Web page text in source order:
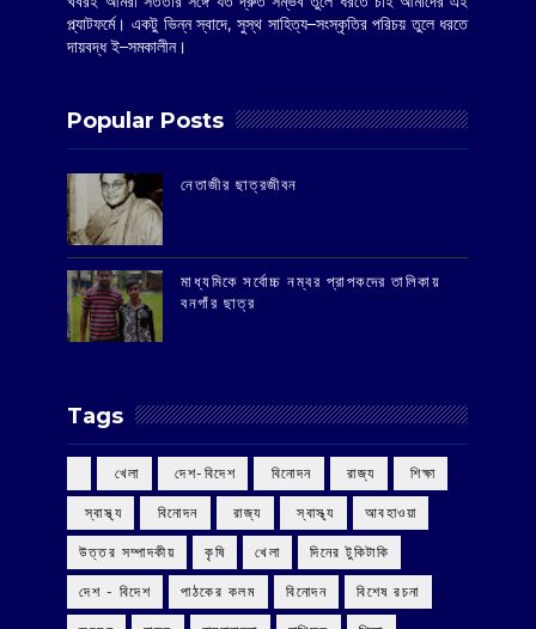
প্ল্যাটফর্মে। একটু ভিন্ন স্বাদে, সুস্থ সাহিত্য–সংস্কৃতির পরিচয় তুলে ধরতে
দায়বদ্ধ ই–সমকালীন।
Popular Posts
‌নেতাজীর ছাত্রজীবন
মাধ্যমিকে সর্বোচ্চ নম্বর প্রাপকদের তালিকায়
বনগাঁর ছাত্র
Tags
‌ খেলা ‌ দেশ-বিদেশ ‌ বিনোদন ‌ রাজ্য ‌ শিক্ষা
‌ স্বাস্থ্য ‌ বিনোদন ‌ রাজ্য ‌ স্বাস্থ্য আবহাওয়া
উত্তর সম্পাদকীয় কৃষি খেলা দিনের টুকিটাকি
দেশ - বিদেশ পাঠকের কলম বিনোদন বিশেষ রচনা